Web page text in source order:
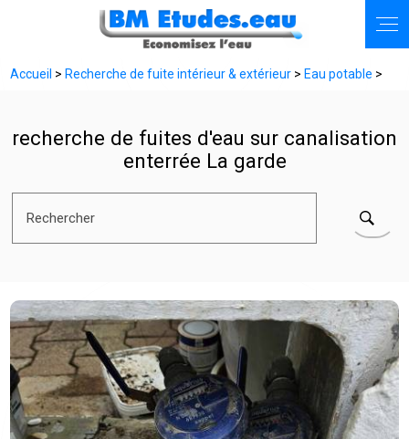
Accueil > Recherche de fuite intérieur & extérieur > Eau potable >
recherche de fuites d'eau sur canalisation
enterrée La garde
Rechercher
Panneau de gestion des cookies